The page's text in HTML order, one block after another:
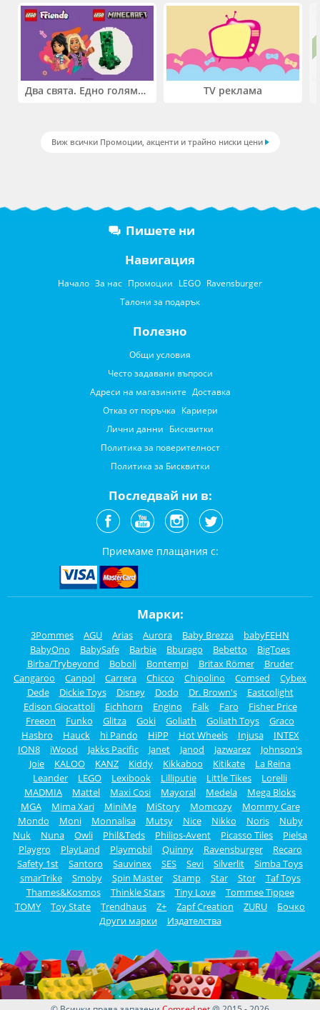
Два свята. Едно голямо приключение. Купи 2 продукта LEGO® Friends и/или LEGO® Minecraft и вземи -27% TV реклама
Виж всички Промоции, акценти и трайно ниски цени
Пишете ни
Навигация
Начало За нас Промоции LEGO Ravensburger
Талони за подарък
Полезно
Общи условия
Често задавани въпроси
Адреси на магазините Доставка
Отказ от поръчка Кариери
Лични данни Бисквитки
Политика за поверителност
Политика за Бисквитки
Последвай ни в:
Приемаме плащания с:
Марки:
3Pommes AGU Arias Aurora Baby Brezza
babyFEHN
BabyOno
BabySafe Barbie Bburago Bebetto
BigToes
Birba/Trybeyond
Boboli Bontempi Britax Römer
Bruder
Cangaroo
Canpol Carrera Chicco Chipolino Comsed
Cybex
Dede
Dickie Toys Disney Dodo Dr. Brown's
Eastcolight
Edison Giocattoli
Eichhorn Engino Falk Faro
Fisher Price
Freeon
Funko Glitza Goki Goliath Goliath Toys
Graco
Hasbro
Hauck hi Pando HiPP Hot Wheels Injusa
INTEX
ION8
iWood Jakks Pacific Janet Janod Jazwarez
Johnson's
Joie
KALOO KANZ Kiddy Kikkaboo Kitikate
La Reina
Leander
LEGO Lexibook Lilliputie Little Tikes
Lorelli
MADMIA
Mattel Maxi Cosi Mayoral Medela
Mega Bloks
MGA
Mima Xari MiniMe MiStory Momcozy
Mommy Care
Mondo
Moni Monnalisa Mutsy Nice Nikko Noris
Nuby
Nuk
Nuna Owli Phil&Teds Philips-Avent Picasso Tiles
Pielsa
Playgro
PlayLand Playmobil Quinny Ravensburger
Recaro
Safety 1st
Santoro Sauvinex SES Sevi Silverlit
Simba Toys
smarTrike
Smoby Spin Master Stamp Star Stor
Taf Toys
Thames&Kosmos
Thinkle Stars Tiny Love
Tommee Tippee
TOMY
Toy State Trendhaus Z+ Zapf Creation ZURU
Бочко
Други марки
Издателства